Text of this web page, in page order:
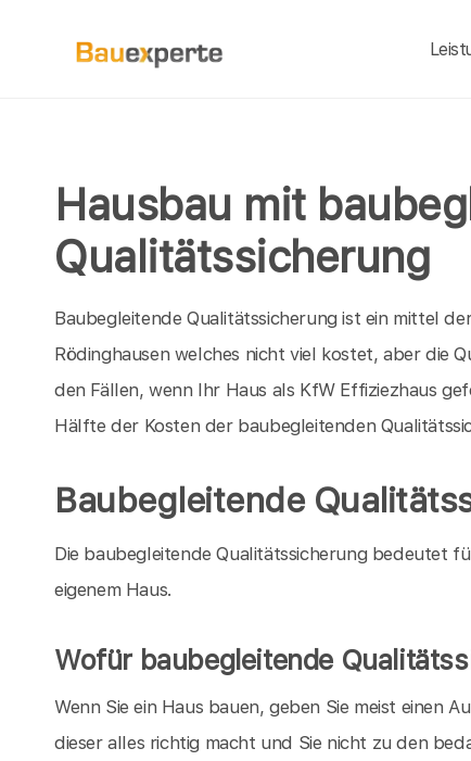
Hausbau mit
Qualitätssicherung
Baubegleitende Qualitätssicherung ist ein mittel
Rödinghausen welches nicht viel kostet, aber die
den Fällen, wenn Ihr Haus als KfW Effiziezhaus
Hälfte der Kosten der baubegleitenden
Baubegleitende
Die baubegleitende Qualitätssicherung bedeutet
eigenem Haus.
Wofür baubegleitende
Wenn Sie ein Haus bauen, geben Sie meist einen
dieser alles richtig macht und Sie nicht zu den